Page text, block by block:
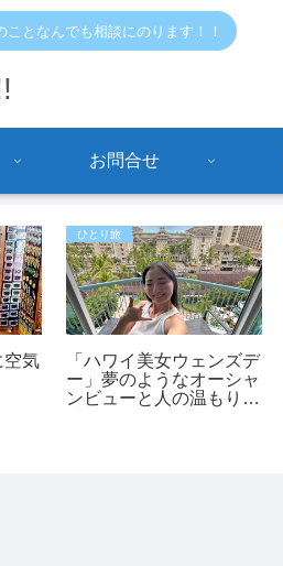
となんでも相談にのります！！
お問合せ
空気
ひとり旅
「ハワイ美女ウェンズデ
ー」夢のようなオーシャ
ンビューと人の温もりに